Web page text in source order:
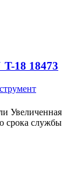
18 18473
Увеличенная
срока службы